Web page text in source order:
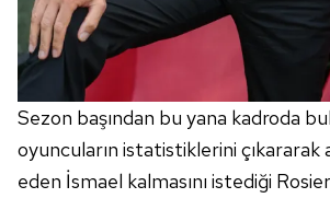
Sezon başından bu yana kadroda
oyuncuların istatistiklerini çıkararak
eden İsmael kalmasını istediği